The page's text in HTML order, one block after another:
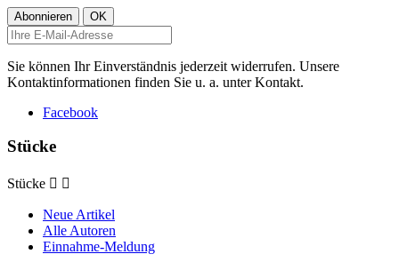
Sie können Ihr Einverständnis jederzeit widerrufen. Unsere
Kontaktinformationen finden Sie u. a. unter Kontakt.
Facebook
Stücke
Stücke  
Neue Artikel
Alle Autoren
Einnahme-Meldung